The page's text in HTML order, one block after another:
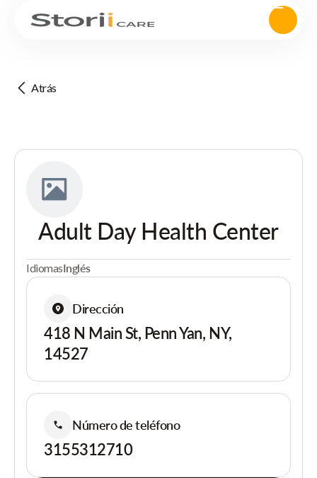
Atrás
Adult Day Health Center
IdiomasInglés
Dirección
418 N Main St, Penn Yan, NY,
14527
Número de teléfono
3155312710